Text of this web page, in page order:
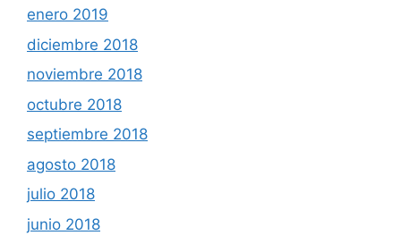
enero 2019
diciembre 2018
noviembre 2018
octubre 2018
septiembre 2018
agosto 2018
julio 2018
junio 2018